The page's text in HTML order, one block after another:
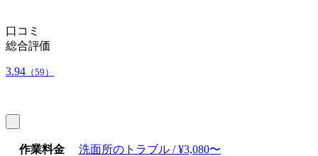
口コミ
総合評価
3.94 （59）
作業料金 洗面所のトラブル / ¥3,080〜